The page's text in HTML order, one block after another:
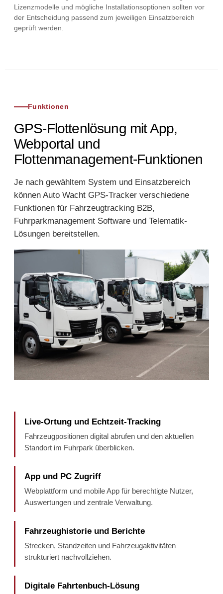
Lizenzmodelle und mögliche Installationsoptionen sollten vor
der Entscheidung passend zum jeweiligen Einsatzbereich
geprüft werden.
Funktionen
GPS-Flottenlösung mit App,
Webportal und
Flottenmanagement-Funktionen
Je nach gewähltem System und Einsatzbereich
können Auto Wacht GPS-Tracker verschiedene
Funktionen für Fahrzeugtracking B2B,
Fuhrparkmanagement Software und Telematik-
Lösungen bereitstellen.
Live-Ortung und Echtzeit-Tracking
Fahrzeugpositionen digital abrufen und den aktuellen
Standort im Fuhrpark überblicken.
App und PC Zugriff
Webplattform und mobile App für berechtigte Nutzer,
Auswertungen und zentrale Verwaltung.
Fahrzeughistorie und Berichte
Strecken, Standzeiten und Fahrzeugaktivitäten
strukturiert nachvollziehen.
Digitale Fahrtenbuch-Lösung